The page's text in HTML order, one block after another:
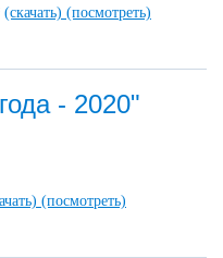
(скачать) (посмотреть)
- 2020"
(посмотреть)